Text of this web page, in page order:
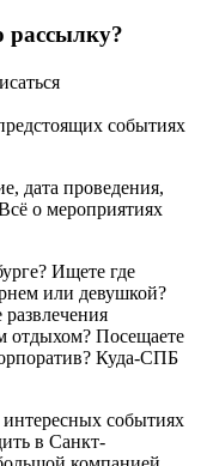
рассылку?
событиях
дата проведения,
о мероприятиях
Ищете где
или девушкой?
отдыхом? Посещаете
Куда-СПБ
событиях
в Санкт-